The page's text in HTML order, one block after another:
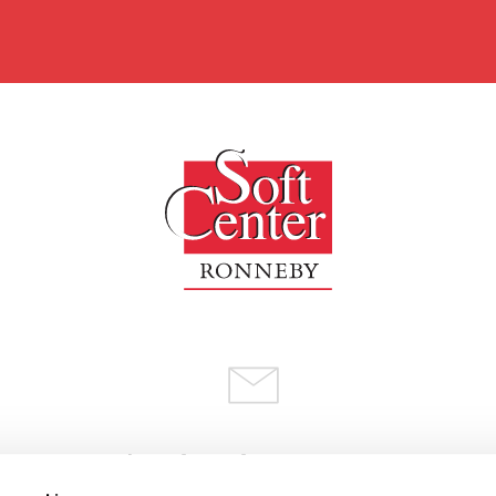
Kontakt:
info@softcenter.se